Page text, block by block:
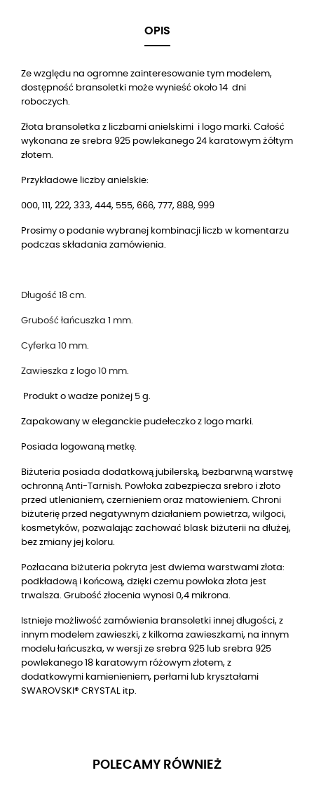
OPIS
Ze względu na ogromne zainteresowanie tym modelem,
dostępność bransoletki może wynieść około 14 dni
roboczych.
Złota bransoletka z liczbami anielskimi i logo marki. Całość
wykonana ze srebra 925 powlekanego 24 karatowym żółtym
złotem.
Przykładowe liczby anielskie:
000, 111, 222, 333, 444, 555, 666, 777, 888, 999
Prosimy o podanie wybranej kombinacji liczb w komentarzu
podczas składania zamówienia.
Długość 18 cm.
Grubość łańcuszka 1 mm.
Cyferka 10 mm.
Zawieszka z logo 10 mm.
Produkt o wadze poniżej 5 g.
Zapakowany w eleganckie pudełeczko z logo marki.
Posiada logowaną metkę.
Biżuteria posiada dodatkową jubilerską, bezbarwną warstwę
ochronną Anti-Tarnish. Powłoka zabezpiecza srebro i złoto
przed utlenianiem, czernieniem oraz matowieniem. Chroni
biżuterię przed negatywnym działaniem powietrza, wilgoci,
kosmetyków, pozwalając zachować blask biżuterii na dłużej,
bez zmiany jej koloru.
Pozłacana biżuteria pokryta jest dwiema warstwami złota:
podkładową i końcową, dzięki czemu powłoka złota jest
trwalsza. Grubość złocenia wynosi 0,4 mikrona.
Istnieje możliwość zamówienia bransoletki innej długości, z
innym modelem zawieszki, z kilkoma zawieszkami, na innym
modelu łańcuszka, w wersji ze srebra 925 lub srebra 925
powlekanego 18 karatowym różowym złotem, z
dodatkowymi kamienieniem, perłami lub kryształami
SWAROVSKI® CRYSTAL itp.
POLECAMY RÓWNIEŻ